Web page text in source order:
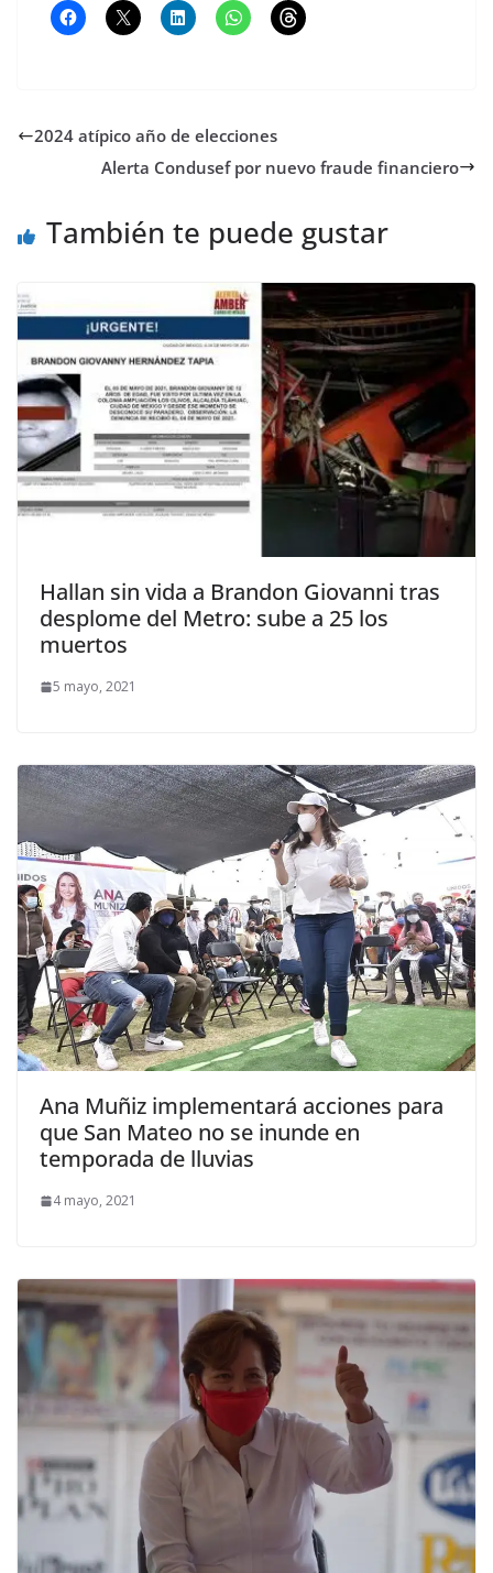
2024 atípico año de elecciones
Alerta Condusef por nuevo fraude financiero
También te puede gustar
Hallan sin vida a Brandon Giovanni tras
desplome del Metro: sube a 25 los
muertos
5 mayo, 2021
Ana Muñiz implementará acciones para
que San Mateo no se inunde en
temporada de lluvias
4 mayo, 2021